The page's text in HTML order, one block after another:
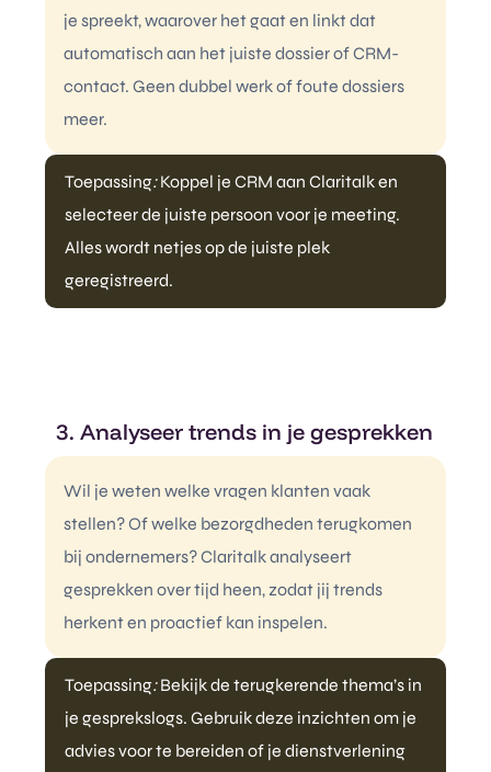
je spreekt, waarover het gaat en linkt dat
automatisch aan het juiste dossier of CRM-
contact. Geen dubbel werk of foute dossiers
meer.
Toepassing:Koppel je CRM aan Claritalk en
selecteer de juiste persoon voor je meeting.
Alles wordt netjes op de juiste plek
geregistreerd.
3. Analyseer trends in je gesprekken
Wil je weten welke vragen klanten vaak
stellen? Of welke bezorgdheden terugkomen
bij ondernemers? Claritalk analyseert
gesprekken over tijd heen, zodat jij trends
herkent en proactief kan inspelen.
Toepassing:Bekijk de terugkerende thema’s in
je gesprekslogs. Gebruik deze inzichten om je
advies voor te bereiden of je dienstverlening